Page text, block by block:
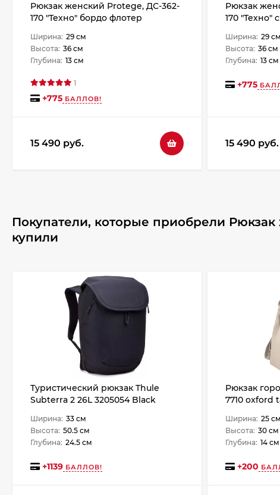
Рюкзак женский Protege, ДС-362-
170 "Техно" бордо флотер
Ширина: 29 см
Высота: 36 см
Глубина: 13 см
1
+775БАЛЛОВ!
15 490 руб.
Рюкзак
170 "Техно"
Ширина: 29 см
Высота: 36 см
Глубина: 13 см
+775
15 490 руб.
Покупатели, которые приобрели
купили
Туристический рюкзак Thule
Subterra 2 26L 3205054 Black
Ширина: 33 см
Высота: 50.5 см
Глубина: 24.5 см
+1139БАЛЛОВ!
Рюкзак
7710 oxford
Ширина: 25 см
Высота: 30 см
Глубина: 14 см
+200